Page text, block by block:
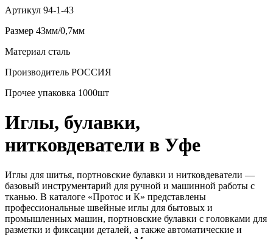
Артикул 94-1-43
Размер 43мм/0,7мм
Материал сталь
Производитель РОССИЯ
Прочее упаковка 1000шт
Иглы, булавки,
нитковдеватели в Уфе
Иглы для шитья, портновские булавки и нитковдеватели —
базовый инструментарий для ручной и машинной работы с
тканью. В каталоге «Протос и К» представлены
профессиональные швейные иглы для бытовых и
промышленных машин, портновские булавки с головками для
разметки и фиксации деталей, а также автоматические и